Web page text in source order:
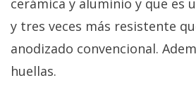
cerámica y aluminio y que es
y tres veces más resistente
anodizado convencional.
huellas.